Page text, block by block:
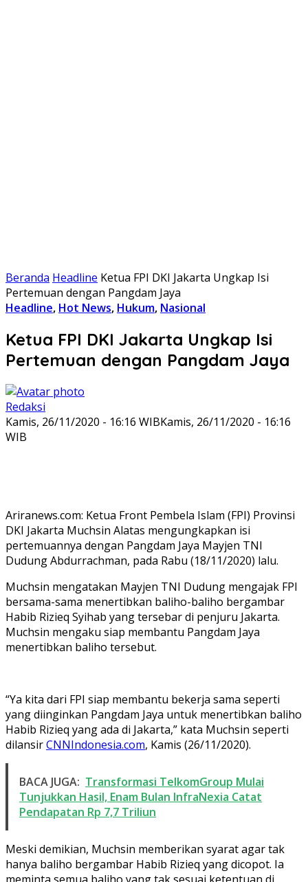
Beranda Headline Ketua FPI DKI Jakarta Ungkap Isi
Pertemuan dengan Pangdam Jaya
Headline, Hot News, Hukum, Nasional
Ketua FPI DKI Jakarta Ungkap Isi
Pertemuan dengan Pangdam Jaya
Redaksi
Kamis, 26/11/2020 - 16:16 WIBKamis, 26/11/2020 - 16:16
WIB
Ariranews.com: Ketua Front Pembela Islam (FPI) Provinsi
DKI Jakarta Muchsin Alatas mengungkapkan isi
pertemuannya dengan Pangdam Jaya Mayjen TNI
Dudung Abdurrachman, pada Rabu (18/11/2020) lalu.
Muchsin mengatakan Mayjen TNI Dudung mengajak FPI
bersama-sama menertibkan baliho-baliho bergambar
Habib Rizieq Syihab yang tersebar di penjuru Jakarta.
Muchsin mengaku siap membantu Pangdam Jaya
menertibkan baliho tersebut.
“Ya kita dari FPI siap membantu bekerja sama seperti
yang diinginkan Pangdam Jaya untuk menertibkan baliho
Habib Rizieq yang ada di Jakarta,” kata Muchsin seperti
dilansirCNNIndonesia.com, Kamis (26/11/2020).
BACA JUGA: Transformasi TelkomGroup Mulai
Tunjukkan Hasil, Enam Bulan InfraNexia Catat
Pendapatan Rp 7,7 Triliun
Meski demikian, Muchsin memberikan syarat agar tak
hanya baliho bergambar Habib Rizieq yang dicopot. Ia